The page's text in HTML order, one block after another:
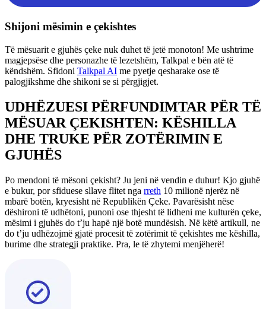
Shijoni mësimin e çekishtes
Të mësuarit e gjuhës çeke nuk duhet të jetë monoton! Me ushtrime
magjepsëse dhe personazhe të lezetshëm, Talkpal e bën atë të
këndshëm. Sfidoni Talkpal AI me pyetje qesharake ose të
palogjikshme dhe shikoni se si përgjigjet.
UDHËZUESI PËRFUNDIMTAR PËR TË
MËSUAR ÇEKISHTEN: KËSHILLA
DHE TRUKE PËR ZOTËRIMIN E
GJUHËS
Po mendoni të mësoni çekisht? Ju jeni në vendin e duhur! Kjo gjuhë
e bukur, por sfiduese sllave flitet nga rreth 10 milionë njerëz në
mbarë botën, kryesisht në Republikën Çeke. Pavarësisht nëse
dëshironi të udhëtoni, punoni ose thjesht të lidheni me kulturën çeke,
mësimi i gjuhës do t’ju hapë një botë mundësish. Në këtë artikull, ne
do t’ju udhëzojmë gjatë procesit të zotërimit të çekishtes me këshilla,
burime dhe strategji praktike. Pra, le të zhytemi menjëherë!